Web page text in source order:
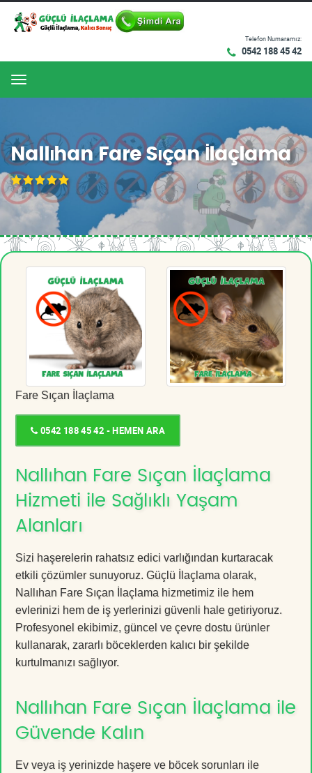
Telefon Numaramız:
0542 188 45 42
Menu
Nallıhan Fare Sıçan İlaçlama
Fare Sıçan İlaçlama
0542 188 45 42 - HEMEN ARA
Nallıhan Fare Sıçan İlaçlama
Hizmeti ile Sağlıklı Yaşam
Alanları
Sizi haşerelerin rahatsız edici varlığından kurtaracak
etkili çözümler sunuyoruz. Güçlü İlaçlama olarak,
Nallıhan Fare Sıçan İlaçlama hizmetimiz ile hem
evlerinizi hem de iş yerlerinizi güvenli hale getiriyoruz.
Profesyonel ekibimiz, güncel ve çevre dostu ürünler
kullanarak, zararlı böceklerden kalıcı bir şekilde
kurtulmanızı sağlıyor.
Nallıhan Fare Sıçan İlaçlama ile
Güvende Kalın
Ev veya iş yerinizde haşere ve böcek sorunları ile